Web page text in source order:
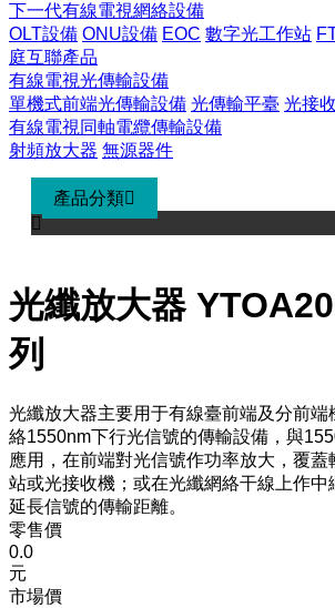
下一代有線電視網絡設備
OLT設備 ONU設備 EOC 數字光工作站
庭互聯產品
有線電視光傳輸設備
單機式前端光傳輸設備 光傳輸平臺 光接
有線電視同軸電纜傳輸設備
射頻放大器 無源器件
產品分類

光纖放大器
列
光纖放大器主要用于有線臺前端及分前端
絡1550nm下行光信號的傳輸設備，與
應用，在前端對光信號作功率放大，覆
站或光接收機；或在光纖網絡干線上作中
延長信號的傳輸距離。
零售價
0.0
元
市場價